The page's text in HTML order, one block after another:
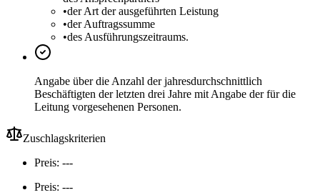
•der Art der ausgeführten Leistung
•der Auftragssumme
•des Ausführungszeitraums.
Angabe über die Anzahl der jahresdurchschnittlich
Beschäftigten der letzten drei Jahre mit Angabe der für die
Leitung vorgesehenen Personen.
Zuschlagskriterien
Preis: ---
Preis: ---